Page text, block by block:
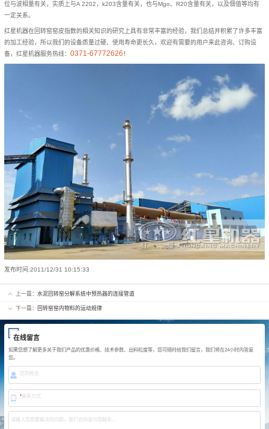
位与波相量有关，实质上与A 2202，k203含量有关，也与Mgo、R20含量有关，以及佃值等均有
一定关系。
红星机器在回转窑窑皮指数的相关知识的研究上具有非常丰富的经验，我们总结并积累了许多丰富
的加工经验，所以我们的设备质量过硬、使用寿命更长久，欢迎有需要的用户来此咨询、订购设
备，红星机器服务热线： 0371-67772626 ！
发布时间:2011/12/31 10:15:33
上一篇：水泥回转窑分解系统中预热器的连接管道
下一篇： 回转窑窑内物料的运动规律
在线留言
如果您想了解更多关于我们产品的优惠价格、技术参数、出料粒度等，您可随时给我们留言，我们将在24小时内答复
您。
您的姓名
*联系方式
请输入您想要解决的问题，我们会快速与您联系...